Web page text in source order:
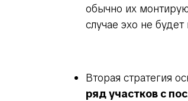
обычно их
случае эхо не
Вторая стратегия
ряд участков с